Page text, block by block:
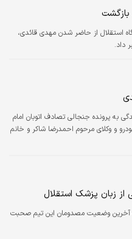
استقلال از حاضر شدن مهدی قائدی،
داد.
به پرونده جنجالی تصادف اتوبان امام
و وکلای مرحوم احمدرضا شاکر و خانم
زبان پزشک استقلال
آخرین وضعیت مصدومان این تیم صحبت